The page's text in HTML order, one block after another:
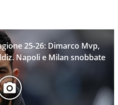
25-26: Dimarco Mvp,
Napoli e Milan snobbate